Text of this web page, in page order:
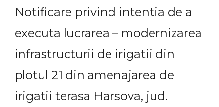
Notificare privind intentia de a
executa lucrarea – modernizarea
infrastructurii de irigatii din
plotul 21 din amenajarea de
irigatii terasa Harsova, jud.